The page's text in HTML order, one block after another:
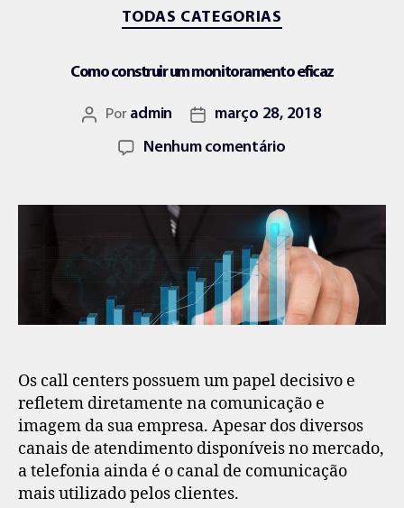
TODAS CATEGORIAS
Como construir um monitoramento eficaz
Por admin
março 28, 2018
Nenhum comentário
Os call centers possuem um papel decisivo e
refletem diretamente na comunicação e
imagem da sua empresa. Apesar dos diversos
canais de atendimento disponíveis no mercado,
a telefonia ainda é o canal de comunicação
mais utilizado pelos clientes.